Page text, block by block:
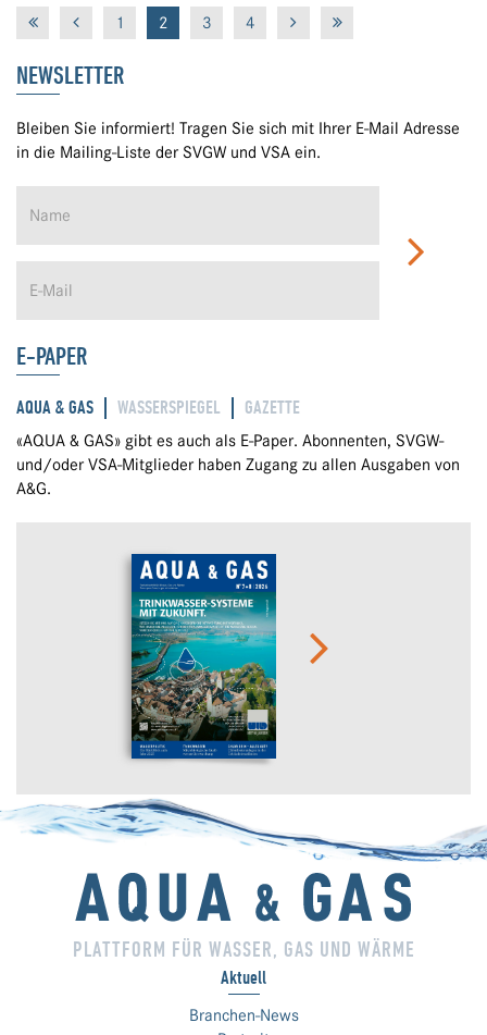
1 2 3 4
NEWSLETTER
Bleiben Sie informiert! Tragen Sie sich mit Ihrer E-Mail Adresse
in die Mailing-Liste der SVGW und VSA ein.
E-PAPER
AQUA & GAS WASSERSPIEGEL GAZETTE
«AQUA & GAS» gibt es auch als E-Paper. Abonnenten, SVGW-
und/oder VSA-Mitglieder haben Zugang zu allen Ausgaben von
A&G.
PLATTFORM FÜR WASSER, GAS UND WÄRME
Aktuell
Branchen-News